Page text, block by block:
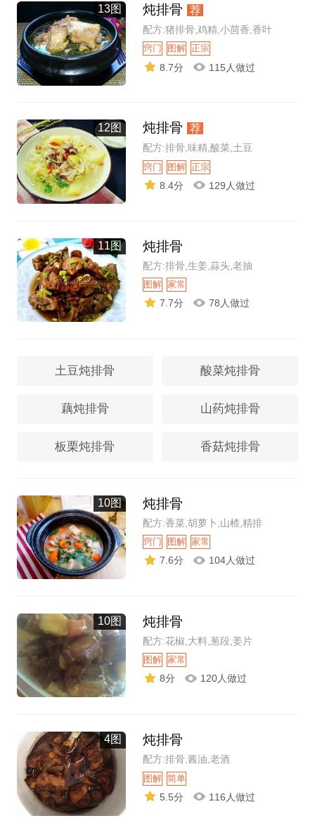
13图 炖排骨 荐
配方:猪排骨,鸡精,小茴香,香叶
窍门 图解 正宗
8.7分 115人做过
12图 炖排骨 荐
配方:排骨,味精,酸菜,土豆
窍门 图解 正宗
8.4分 129人做过
11图 炖排骨
配方:排骨,生姜,蒜头,老抽
图解 家常
7.7分 78人做过
土豆炖排骨 酸菜炖排骨
藕炖排骨 山药炖排骨
板栗炖排骨 香菇炖排骨
10图 炖排骨
配方:香菜,胡萝卜,山楂,精排
窍门 图解 家常
7.6分 104人做过
10图 炖排骨
配方:花椒,大料,葱段,姜片
图解 家常
8分 120人做过
4图 炖排骨
配方:排骨,酱油,老酒
图解 简单
5.5分 116人做过